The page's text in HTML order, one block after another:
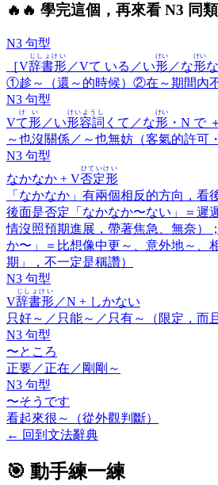
🔥 🔥 學完這個，再來看 N3 同
N3 句型
［V辞書形
じしょけい
／Vて いる／い形
けい
／な形
けい
①趁～（還～的時候）②在～期間內
N3 句型
Vて形
けい
／い形容詞
けいようし
くて／な形
けい
・N で
～也沒關係／～也無妨（客氣的許可
N3 句型
なかなか + V否定形
ひていけい
「なかなか」有兩個相反的方向，
後面是否定「なかなか〜ない」＝遲
情沒照預期進展，帶著焦急、無奈）
か〜」＝比想像中更～、意外地～、
期」，不一定是稱讚）
N3 句型
V辞書形
じしょけい
／N + しかない
只好～／只能～／只有～（限定，而
N3 句型
〜ところ
正要／正在／剛剛～
N3 句型
〜そうです
看起來很～（從外觀判斷）
← 回到文法辭典
🎯 動手練一練